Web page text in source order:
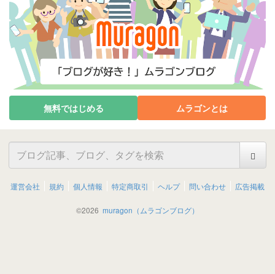
無料ではじめる ムラゴンとは
運営会社 規約 個人情報 特定商取引 ヘルプ 問い合わせ 広告掲載
©2026 muragon（ムラゴンブログ）